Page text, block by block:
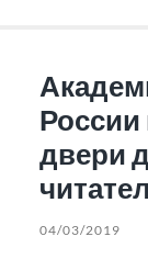
России
двери
04/03/2019